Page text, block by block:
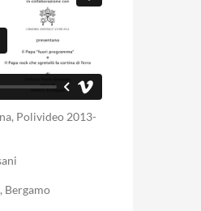
Polivideo 2013-
Bergamo